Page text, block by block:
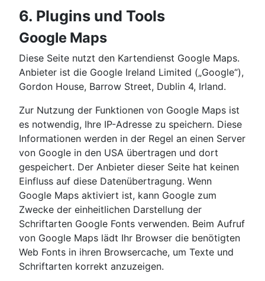
6. Plugins und Tools
Google Maps
Diese Seite nutzt den Kartendienst Google Maps.
Anbieter ist die Google Ireland Limited („Google“),
Gordon House, Barrow Street, Dublin 4, Irland.
Zur Nutzung der Funktionen von Google Maps ist
es notwendig, Ihre IP-Adresse zu speichern. Diese
Informationen werden in der Regel an einen Server
von Google in den USA übertragen und dort
gespeichert. Der Anbieter dieser Seite hat keinen
Einfluss auf diese Datenübertragung. Wenn
Google Maps aktiviert ist, kann Google zum
Zwecke der einheitlichen Darstellung der
Schriftarten Google Fonts verwenden. Beim Aufruf
von Google Maps lädt Ihr Browser die benötigten
Web Fonts in ihren Browsercache, um Texte und
Schriftarten korrekt anzuzeigen.